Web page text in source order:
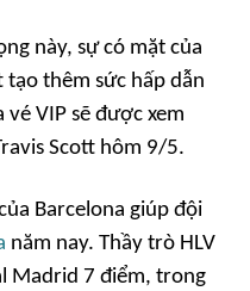
này, sự có mặt của
thêm sức hấp dẫn
VIP sẽ được xem
Scott hôm 9/5.
Barcelona giúp đội
năm nay. Thầy trò HLV
Madrid 7 điểm, trong